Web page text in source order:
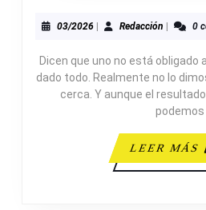
03/202603/2026
| RedacciónRedacción
| 0
Dicen que uno no está obligado
dado todo. Realmente no lo
cerca. Y aunque el
podemos
LEER MÁS